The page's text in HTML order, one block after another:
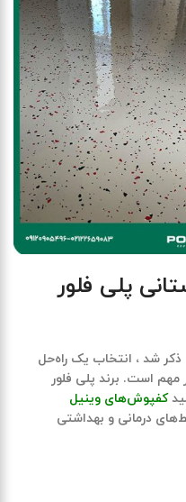
پلی فلور
شد ، انتخاب یک راه‌حل
مهم است. برند پلی فلور
کفپوش‌های وینیل
درمانی و بهداشتی